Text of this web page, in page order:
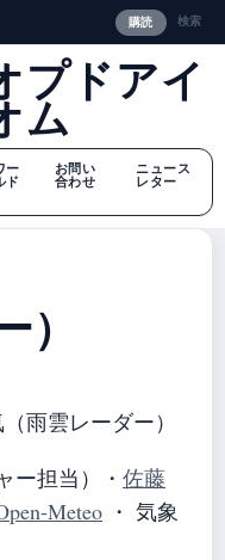
購読 検索
プドアイ
ム
ー
ド
お問い
合わせ
ニュース
レター
）
雨雲レーダー）
ー担当） ・ 佐藤
Meteo ・ 気象